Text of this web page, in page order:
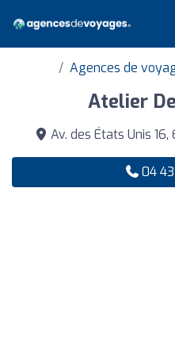
Agences de
Atelier
Av. des États Unis
04